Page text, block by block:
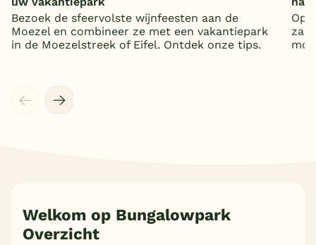
Bezoek de sfeervolste wijnfeesten aan de
Moezel en combineer ze met een vakantiepark
in de Moezelstreek of Eifel. Ontdek onze tips.
Op
Welkom op Bungalowpark
Overzicht